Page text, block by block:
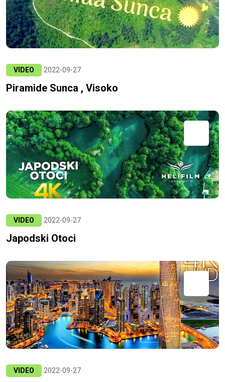
VIDEO 2022-09-27
Piramide Sunca , Visoko
VIDEO 2022-09-27
Japodski Otoci
VIDEO 2022-09-27